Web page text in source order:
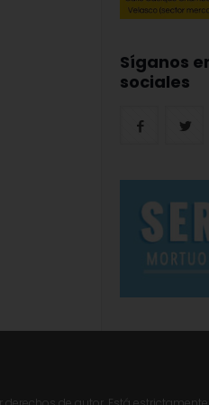
Síganos
sociales